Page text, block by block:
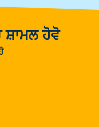
ਸ਼ਾਮਲ ਹੋਵੋ